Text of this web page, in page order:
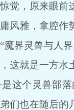
，原来眼前这
雅，拿腔作势
界灵兽与人界
就是一方水
个灵兽部落
们也在随后的